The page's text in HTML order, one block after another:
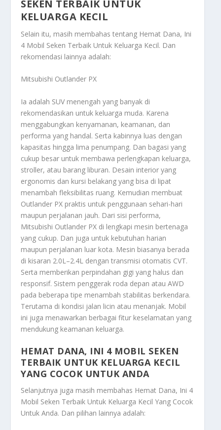
SEKEN TERBAIK UNTUK
KELUARGA KECIL
Selain itu, masih membahas tentang Hemat Dana, Ini
4 Mobil Seken Terbaik Untuk Keluarga Kecil. Dan
rekomendasi lainnya adalah:
Mitsubishi Outlander PX
Ia adalah SUV menengah yang banyak di
rekomendasikan untuk keluarga muda. Karena
menggabungkan kenyamanan, keamanan, dan
performa yang handal. Serta kabinnya luas dengan
kapasitas hingga lima penumpang. Dan bagasi yang
cukup besar untuk membawa perlengkapan keluarga,
stroller, atau barang liburan. Desain interior yang
ergonomis dan kursi belakang yang bisa di lipat
menambah fleksibilitas ruang. Kemudian membuat
Outlander PX praktis untuk penggunaan sehari-hari
maupun perjalanan jauh. Dari sisi performa,
Mitsubishi Outlander PX di lengkapi mesin bertenaga
yang cukup. Dan juga untuk kebutuhan harian
maupun perjalanan luar kota. Mesin biasanya berada
di kisaran 2.0L–2.4L dengan transmisi otomatis CVT.
Serta memberikan perpindahan gigi yang halus dan
responsif. Sistem penggerak roda depan atau AWD
pada beberapa tipe menambah stabilitas berkendara.
Terutama di kondisi jalan licin atau menanjak. Mobil
ini juga menawarkan berbagai fitur keselamatan yang
mendukung keamanan keluarga.
HEMAT DANA, INI 4 MOBIL SEKEN
TERBAIK UNTUK KELUARGA KECIL
YANG COCOK UNTUK ANDA
Selanjutnya juga masih membahas Hemat Dana, Ini 4
Mobil Seken Terbaik Untuk Keluarga Kecil Yang Cocok
Untuk Anda. Dan pilihan lainnya adalah: